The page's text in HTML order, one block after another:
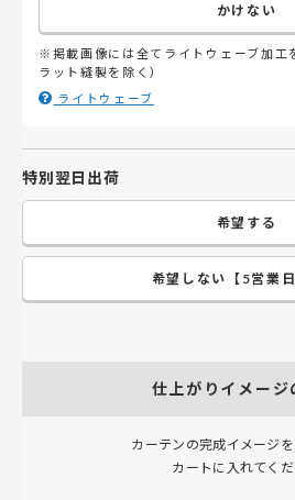
かけない
※掲載画像には全てライトウェーブ加工
ラット縫製を除く）
ライトウェーブ
特別翌日出荷
希望する
希望しない【5営業日
仕上がりイメージ
カーテンの完成イメージ
カートに入れてく